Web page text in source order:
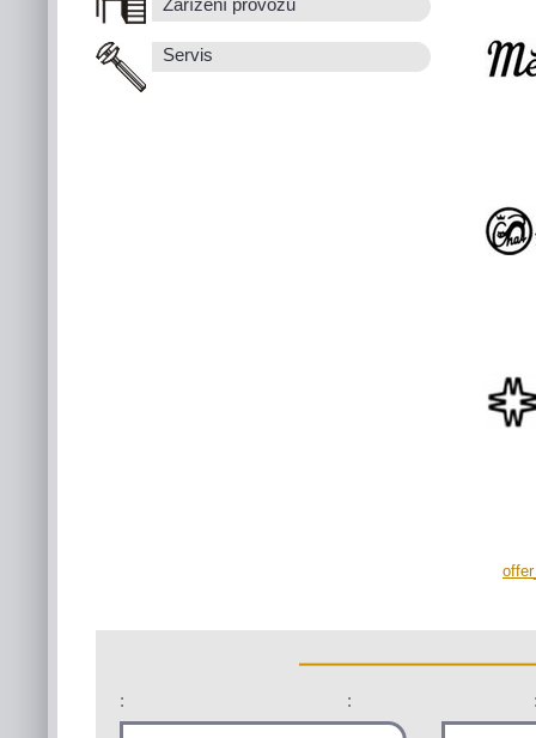
Zařízení provozů
Servis
: :